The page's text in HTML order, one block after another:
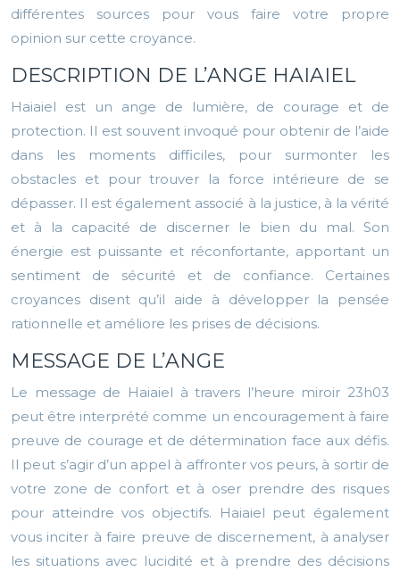
différentes sources pour vous faire votre propre
opinion sur cette croyance.
DESCRIPTION DE L’ANGE HAIAIEL
Haiaiel est un ange de lumière, de courage et de
protection. Il est souvent invoqué pour obtenir de l’aide
dans les moments difficiles, pour surmonter les
obstacles et pour trouver la force intérieure de se
dépasser. Il est également associé à la justice, à la vérité
et à la capacité de discerner le bien du mal. Son
énergie est puissante et réconfortante, apportant un
sentiment de sécurité et de confiance. Certaines
croyances disent qu’il aide à développer la pensée
rationnelle et améliore les prises de décisions.
MESSAGE DE L’ANGE
Le message de Haiaiel à travers l’heure miroir 23h03
peut être interprété comme un encouragement à faire
preuve de courage et de détermination face aux défis.
Il peut s’agir d’un appel à affronter vos peurs, à sortir de
votre zone de confort et à oser prendre des risques
pour atteindre vos objectifs. Haiaiel peut également
vous inciter à faire preuve de discernement, à analyser
les situations avec lucidité et à prendre des décisions